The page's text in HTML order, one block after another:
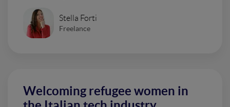
Stella Forti
Freelance
Welcoming refugee women in